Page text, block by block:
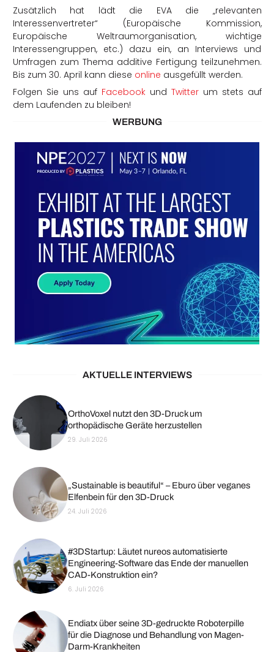
Zusätzlich hat lädt die EVA die „relevanten
Interessenvertreter“ (Europäische Kommission,
Europäische Weltraumorganisation, wichtige
Interessengruppen, etc.) dazu ein, an Interviews und
Umfragen zum Thema additive Fertigung teilzunehmen.
Bis zum 30. April kann diese online ausgefüllt werden.
Folgen Sie uns auf Facebookund Twitterum stets auf
dem Laufenden zu bleiben!
WERBUNG
AKTUELLE INTERVIEWS
OrthoVoxel nutzt den 3D-Druck um
orthopädische Geräte herzustellen
29. Juli 2026
„Sustainable is beautiful“ – Eburo über veganes
Elfenbein für den 3D-Druck
24. Juli 2026
#3DStartup: Läutet nureos automatisierte
Engineering-Software das Ende der manuellen
CAD-Konstruktion ein?
6. Juli 2026
Endiatx über seine 3D-gedruckte Roboterpille
für die Diagnose und Behandlung von Magen-
Darm-Krankheiten